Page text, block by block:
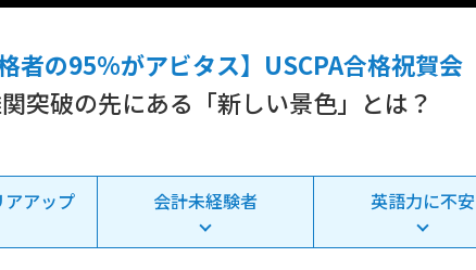
格者の95%がアビタス】USCPA合格祝賀会
突破の先にある「新しい景色」とは？
アップ 会計未経験者 英語力に不安